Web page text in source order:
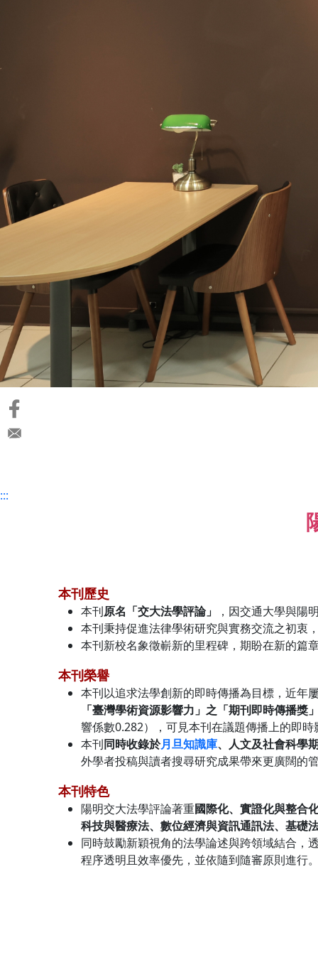
:::
本刊歷史
本刊原名「交大法學評論」
，因交通大學與陽
本刊秉持促進法律學術研究與實務交流之初衷
本刊新校名象徵嶄新的里程碑，期盼在新的篇
本刊榮譽
本刊以追求法學創新的即時傳播為目標，近年
「臺灣學術資源影響力」之「期刊即時傳播獎
響係數0.282），可見本刊在議題傳播上的即時
本刊同時收錄於月旦知識庫、人文及社會科學
外學者投稿與讀者搜尋研究成果帶來更廣闊的
本刊特色
陽明交大法學評論著重國際化、實證化與整合
科技與醫療法、數位經濟與資訊通訊法、基礎
同時鼓勵新穎視角的法學論述與跨領域結合，
程序透明且效率優先，並依隨到隨審原則進行